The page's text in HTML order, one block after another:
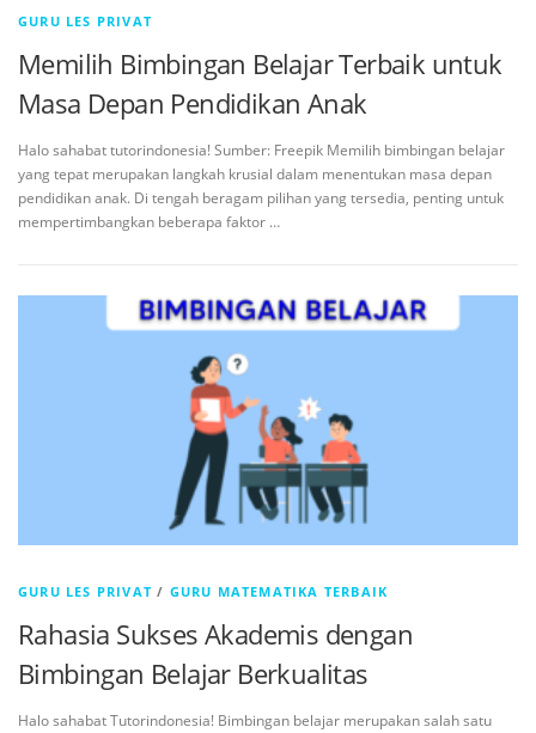
GURU LES PRIVAT
Memilih Bimbingan Belajar Terbaik untuk
Masa Depan Pendidikan Anak
Halo sahabat tutorindonesia! Sumber: Freepik Memilih bimbingan belajar
yang tepat merupakan langkah krusial dalam menentukan masa depan
pendidikan anak. Di tengah beragam pilihan yang tersedia, penting untuk
mempertimbangkan beberapa faktor …
GURU LES PRIVAT / GURU MATEMATIKA TERBAIK
Rahasia Sukses Akademis dengan
Bimbingan Belajar Berkualitas
Halo sahabat Tutorindonesia! Bimbingan belajar merupakan salah satu